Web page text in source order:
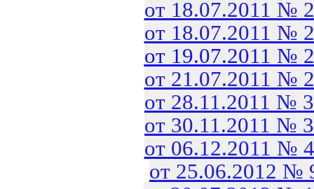
от 18.07.2011 №
от 18.07.2011 №
от 19.07.2011 №
от 21.07.2011 №
от 28.11.2011 №
от 30.11.2011 №
от 06.12.2011 №
от 25.06.2012 №